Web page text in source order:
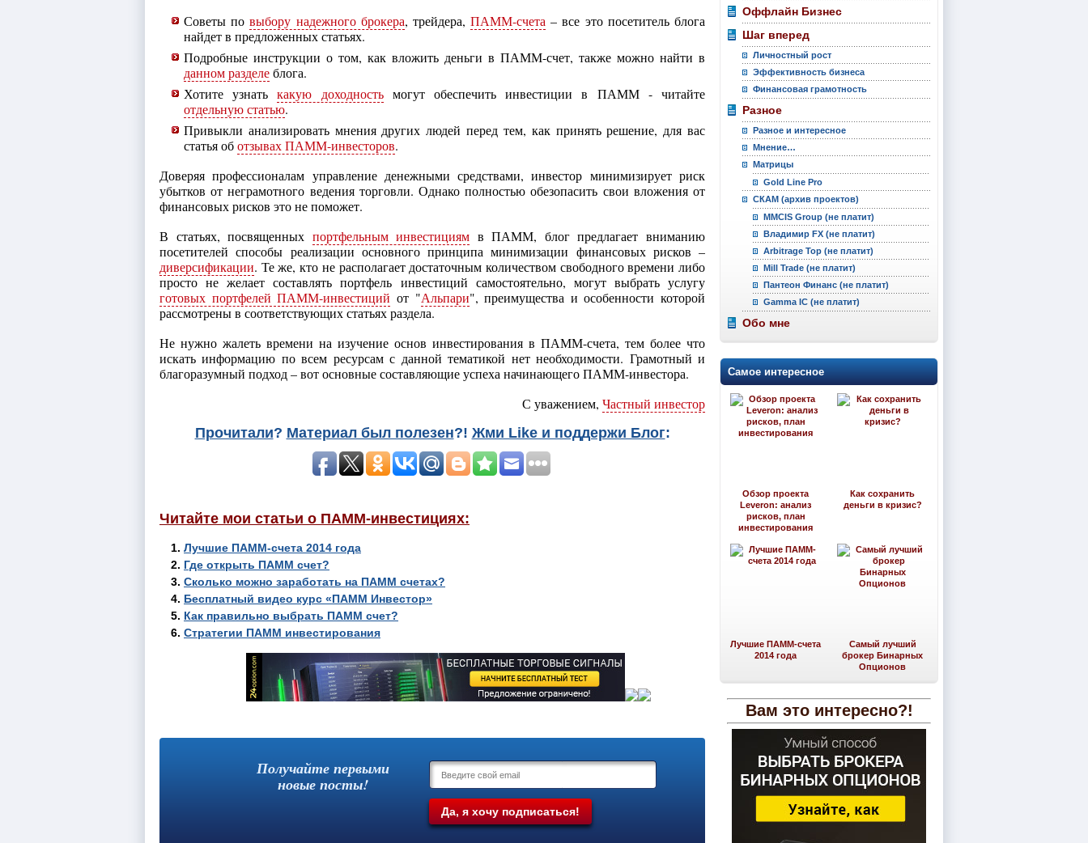
Советы повыбору надежного брокера, трейдера,ПАММ-счета – все это посетитель блога
найдет в предложенных статьях.
Подробные инструкции о том, как вложить деньги в ПАММ-счет, также можно найти в
данном разделеблога.
Хотите узнатькакую доходностьмогут обеспечить инвестиции в ПАММ - читайте
отдельную статью.
Привыкли анализировать мнения других людей перед тем, как принять решение, для вас
статья оботзывах ПАММ-инвесторов.
Доверяя профессионалам управление денежными средствами, инвестор минимизирует риск
убытков от неграмотного ведения торговли. Однако полностью обезопасить свои вложения от
финансовых рисков это не поможет.
В статьях, посвященных портфельным инвестициям в ПАММ, блог предлагает вниманию
посетителей способы реализации основного принципа минимизации финансовых рисков –
диверсификации. Те же, кто не располагает достаточным количеством свободного времени либо
просто не желает составлять портфель инвестиций самостоятельно, могут выбрать услугу
готовых портфелей ПАММ-инвестиций от "Альпари", преимущества и особенности которой
рассмотрены в соответствующих статьях раздела.
Не нужно жалеть времени на изучение основ инвестирования в ПАММ-счета, тем более что
искать информацию по всем ресурсам с данной тематикой нет необходимости. Грамотный и
благоразумный подход – вот основные составляющие успеха начинающего ПАММ-инвестора.
С уважением, Частный инвестор
Прочитали? Материал был полезен?! Жми Like и поддержи Блог:
Читайте мои статьи о ПАММ-инвестициях:
Лучшие ПАММ-счета 2014 года
Где открыть ПАММ счет?
Сколько можно заработать на ПАММ счетах?
Бесплатный видео курс «ПАММ Инвестор»
Как правильно выбрать ПАММ счет?
Стратегии ПАММ инвестирования
Получайте первыми
новые посты!
Оффлайн Бизнес
Шаг вперед
Личностный рост
Эффективность бизнеса
Финансовая грамотность
Разное
Разное и интересное
Мнение…
Матрицы
Gold Line Pro
СКАМ (архив проектов)
MMCIS Group (не платит)
Владимир FX (не платит)
Arbitrage Top (не платит)
Mill Trade (не платит)
Пантеон Финанс (не платит)
Gamma IC (не платит)
Обо мне
Самое интересное
Обзор проекта
Leveron: анализ
рисков, план
инвестирования
Как сохранить
деньги в кризис?
Лучшие ПАММ-счета
2014 года
Самый лучший
брокер Бинарных
Опционов
Вам это интересно?!